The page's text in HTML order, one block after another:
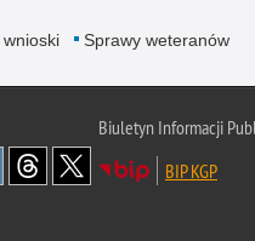
Sprawy weteranów
Biuletyn Informacji
BIP KGP